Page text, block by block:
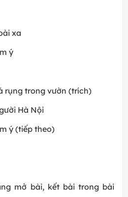
xa
ý
rụng trong vườn (trích)
Hà Nội
ý (tiếp theo)
mở bài, kết bài trong bài